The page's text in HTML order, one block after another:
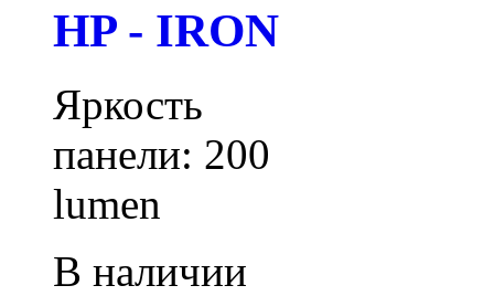
HP - IRON
Яркость
панели: 200
lumen
В наличии